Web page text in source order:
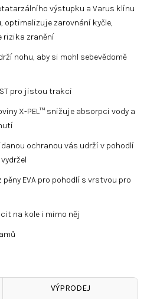
výstupku a Varus klínu
optimalizuje zarovnání kyčle,
rizika zranění
nohu, aby si mohl sebevědomě
pro jistou trakci
X-PEL™ snižuje absorpci vody a
ochranou vás udrží v pohodlí
EVA pro pohodlí s vrstvou pro
na kole i mimo něj
VÝPRODEJ